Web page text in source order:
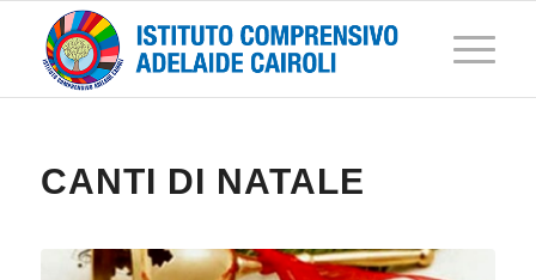
CANTI DI NATALE